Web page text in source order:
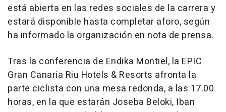
está abierta en las redes sociales de la carrera y
estará disponible hasta completar aforo, según
ha informado la organización en nota de prensa.
Tras la conferencia de Endika Montiel, la EPIC
Gran Canaria Riu Hotels & Resorts afronta la
parte ciclista con una mesa redonda, a las 17.00
horas, en la que estarán Joseba Beloki, Iban